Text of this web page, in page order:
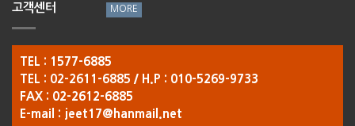
고객센터
TEL : 1577-6885
TEL : 02-2611-6885 / H.P : 010-5269-9733
FAX : 02-2612-6885
E-mail : jeet17@hanmail.net